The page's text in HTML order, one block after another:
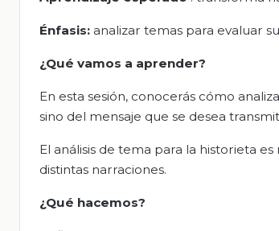
Énfasis: analizar temas para evaluar
¿Qué vamos a aprender?
En esta sesión, conocerás cómo
sino del mensaje que se desea
El análisis de tema para la historieta
distintas narraciones.
¿Qué hacemos?